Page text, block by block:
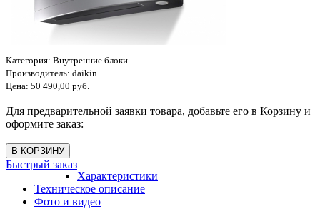
Категория: Внутренние блоки
Производитель: daikin
Цена: 50 490,00 руб.
Для предварительной заявки товара, добавьте его в Корзину и
оформите заказ:
Быстрый заказ
Характеристики
Техническое описание
Фото и видео